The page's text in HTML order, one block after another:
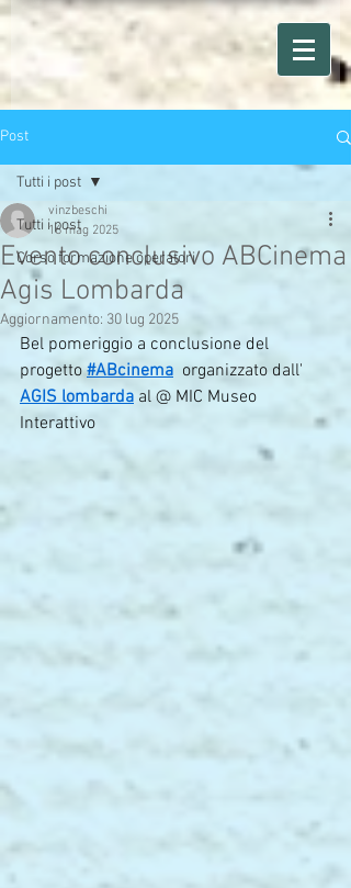
Post
Tutti i post
Corso formazione operatori
Tutti i post
Evento conclusivo ABCinema
Agis Lombarda
vinzbeschi
16 mag 2025
Aggiornamento: 30 lug 2025
Bel pomeriggio a conclusione del
progetto #ABcinema organizzato dall'
AGIS lombarda al @ MIC Museo
Interattivo